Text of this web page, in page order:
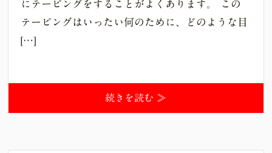
にテーピングをすることがよくあります。 この
テーピングはいったい何のために、どのような目
[…]
続きを読む ≫